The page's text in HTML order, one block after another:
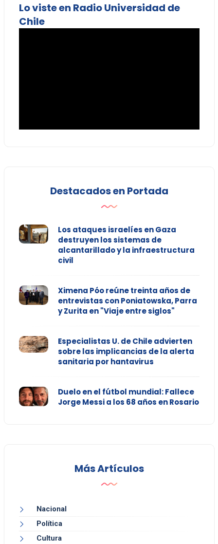
Lo viste en Radio Universidad de
Chile
Destacados en Portada
Los ataques israelíes en Gaza
destruyen los sistemas de
alcantarillado y la infraestructura
civil
Ximena Póo reúne treinta años de
entrevistas con Poniatowska, Parra
y Zurita en "Viaje entre siglos"
Especialistas U. de Chile advierten
sobre las implicancias de la alerta
sanitaria por hantavirus
Duelo en el fútbol mundial: Fallece
Jorge Messi a los 68 años en Rosario
Más Artículos
Nacional
Política
Cultura